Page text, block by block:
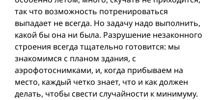
так что возможность потренироваться
выпадает не всегда. Но задачу надо выполнить,
какой бы она ни была. Разрушение незаконного
строения всегда тщательно готовится: мы
знакомимся с планом здания, с
аэрофотоснимками, и, когда прибываем на
место, каждый четко знает, что и как должен
делать, чтобы свести случайности к минимуму.